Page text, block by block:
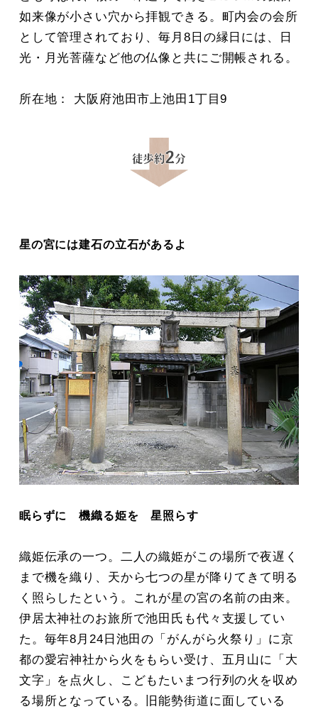
如来像が小さい穴から拝観できる。町内会の会所
として管理されており、毎月8日の縁日には、日
光・月光菩薩など他の仏像と共にご開帳される。
所在地： 大阪府池田市上池田1丁目9
星の宮には建石の立石があるよ
眠らずに 機織る姫を 星照らす
織姫伝承の一つ。二人の織姫がこの場所で夜遅く
まで機を織り、天から七つの星が降りてきて明る
く照らしたという。これが星の宮の名前の由来。
伊居太神社のお旅所で池田氏も代々支援してい
た。毎年8月24日池田の「がんがら火祭り」に京
都の愛宕神社から火をもらい受け、五月山に「大
文字」を点火し、こどもたいまつ行列の火を収め
る場所となっている。旧能勢街道に面している